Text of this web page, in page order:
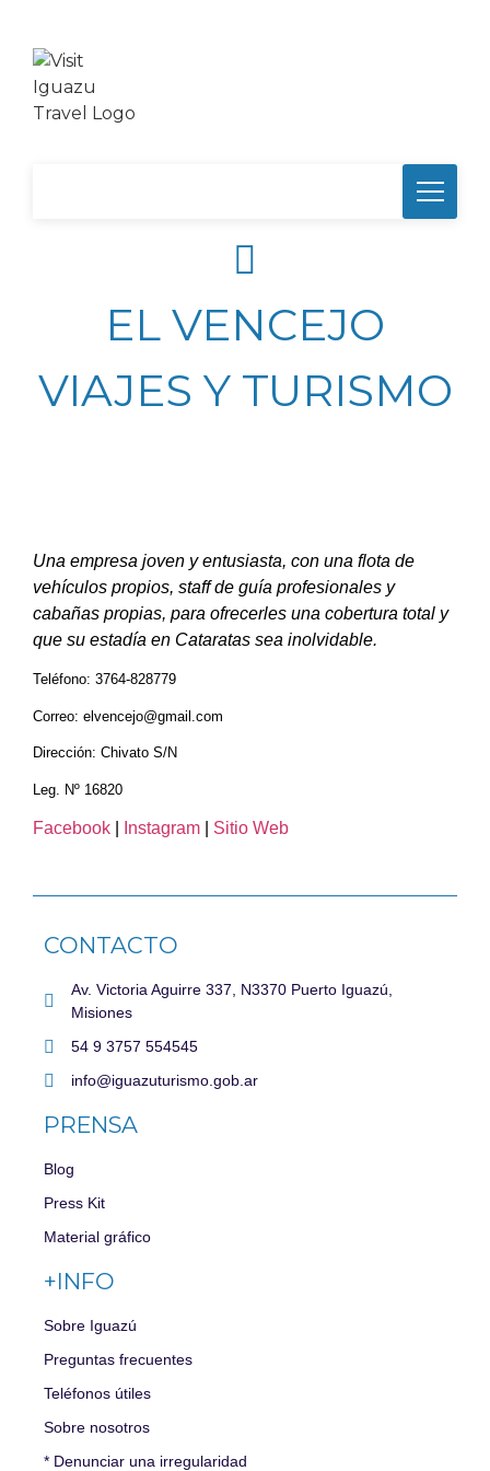
EL VENCEJO
VIAJES Y TURISMO
Una empresa joven y entusiasta, con una flota de
vehículos propios, staff de guía profesionales y
cabañas propias, para ofrecerles una cobertura total y
que su estadía en Cataratas sea inolvidable.
Teléfono: 3764-828779
Correo: elvencejo@gmail.com
Dirección: Chivato S/N
Leg. Nº 16820
Facebook Instagram Sitio Web
CONTACTO
Av. Victoria Aguirre 337, N3370 Puerto Iguazú,
Misiones
54 9 3757 554545
info@iguazuturismo.gob.ar
PRENSA
Blog
Press Kit
Material gráfico
+INFO
Sobre Iguazú
Preguntas frecuentes
Teléfonos útiles
Sobre nosotros
* Denunciar una irregularidad